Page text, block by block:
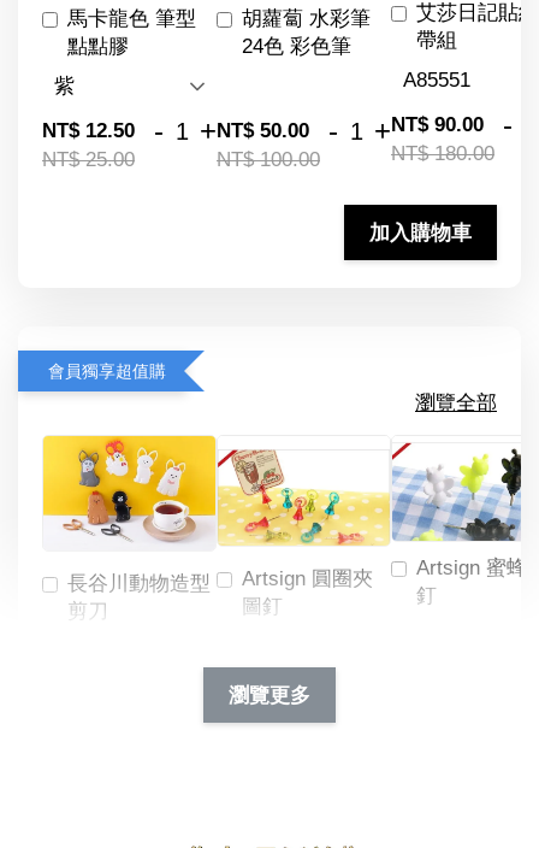
馬卡龍色 筆型
點點膠
NT$ 12.50
NT$ 25.00
- +
胡蘿蔔 水彩筆
24色 彩色筆
NT$ 50.00
NT$ 100.00
- +
艾莎日記貼
帶組
NT$ 90.00
NT$ 180.00
-
加入購物車
會員獨享超值購
瀏覽全部
長谷川動物造型
剪刀
Artsign 圓圈夾
圖釘
NT$ 19.00
NT$ 66.00
Artsign 蜜蜂
釘
瀏覽更多